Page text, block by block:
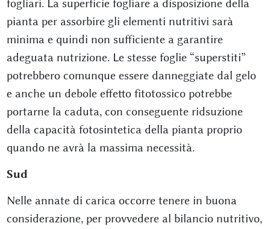
fogliari. La superficie fogliare a disposizione della
pianta per assorbire gli elementi nutritivi sarà
minima e quindi non sufficiente a garantire
adeguata nutrizione. Le stesse foglie “superstiti”
potrebbero comunque essere danneggiate dal gelo
e anche un debole effetto fitotossico potrebbe
portarne la caduta, con conseguente ridsuzione
della capacità fotosintetica della pianta proprio
quando ne avrà la massima necessità.
Sud
Nelle annate di carica occorre tenere in buona
considerazione, per provvedere al bilancio nutritivo,